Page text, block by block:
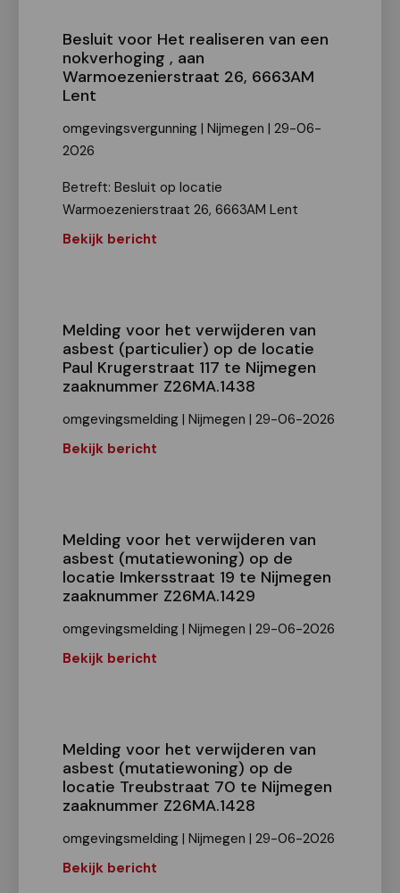
Besluit voor Het realiseren van een
nokverhoging , aan
Warmoezenierstraat 26, 6663AM
Lent
omgevingsvergunning | Nijmegen | 29-06-
2026
Betreft: Besluit op locatie
Warmoezenierstraat 26, 6663AM Lent
Bekijk bericht
Melding voor het verwijderen van
asbest (particulier) op de locatie
Paul Krugerstraat 117 te Nijmegen
zaaknummer Z26MA.1438
omgevingsmelding | Nijmegen | 29-06-2026
Bekijk bericht
Melding voor het verwijderen van
asbest (mutatiewoning) op de
locatie Imkersstraat 19 te Nijmegen
zaaknummer Z26MA.1429
omgevingsmelding | Nijmegen | 29-06-2026
Bekijk bericht
Melding voor het verwijderen van
asbest (mutatiewoning) op de
locatie Treubstraat 70 te Nijmegen
zaaknummer Z26MA.1428
omgevingsmelding | Nijmegen | 29-06-2026
Bekijk bericht